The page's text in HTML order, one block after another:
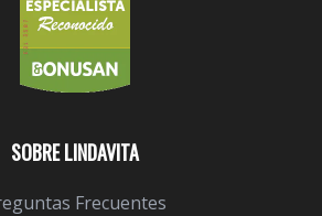
SOBRE LINDAVITA
Frecuentes